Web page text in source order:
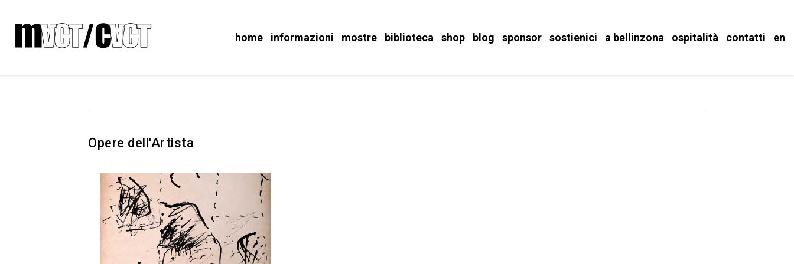
home informazioni mostre biblioteca shop blog sponsor sostienici a bellinzona ospitalità contatti en
Opere dell'Artista